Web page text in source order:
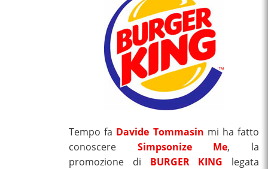
Tempo fa Davide Tommasin mi ha fatto
conoscere Simpsonize Me, la
promozione di BURGER KING legata